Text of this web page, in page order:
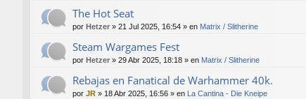
The Hot Seat
por Hetzer » 21 Jul 2025, 16:54 » en Matrix / Slitherine
Steam Wargames Fest
por Hetzer » 29 Abr 2025, 18:18 » en Matrix / Slitherine
Rebajas en Fanatical de Warhammer 40k.
por JR » 18 Abr 2025, 16:56 » en La Cantina - Die Kneipe